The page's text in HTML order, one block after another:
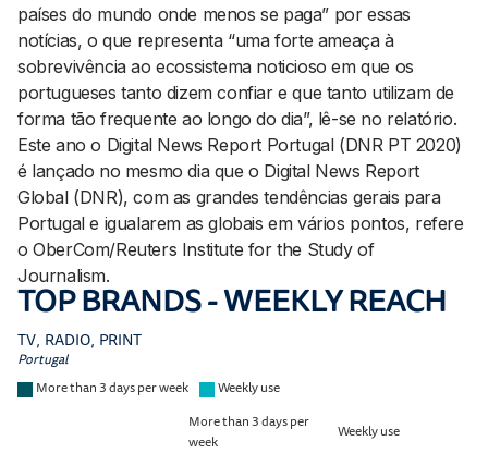
Pesquisar
países do mundo onde menos se paga” por essas
notícias, o que representa “uma forte ameaça à
sobrevivência ao ecossistema noticioso em que os
portugueses tanto dizem confiar e que tanto utilizam de
forma tão frequente ao longo do dia”, lê-se no relatório.
Este ano o Digital News Report Portugal (DNR PT 2020)
é lançado no mesmo dia que o Digital News Report
Global (DNR), com as grandes tendências gerais para
Portugal e igualarem as globais em vários pontos, refere
o OberCom/Reuters Institute for the Study of
Journalism.